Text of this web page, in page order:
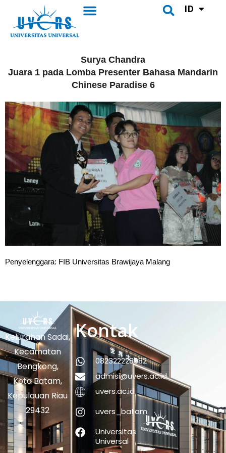
konten
Menu Search
ID
CH
Surya Chandra
Juara 1 pada Lomba Presenter Bahasa Mandarin
Chinese Paradise 6
Penyelenggara: FIB Universitas Brawijaya Malang
Kelurahan Sadai,
Kecamatan
Bengkong,
Kota Batam,
Kepulauan Riau
29432
Kontak
082322228982
admisi@uvers.ac.id
uvers.ac.id
uvers_batam
Universitas
Universal